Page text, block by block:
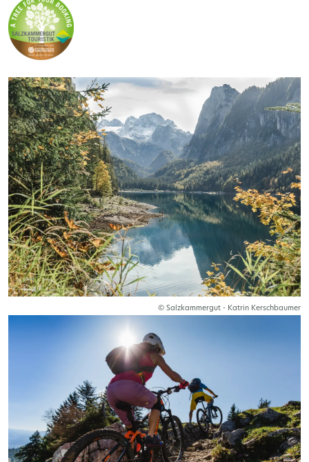
© Salzkammergut - Katrin Kerschbaumer